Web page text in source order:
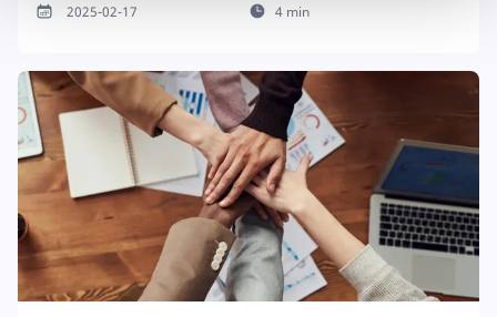
2025-02-17 4 min